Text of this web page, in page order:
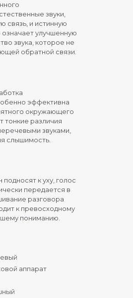
звуки,
связь, и истинную
означает улучшенную
звука, которое не
обратной связи.
эффективна
окружающего
тонкие различия
звуками,
слышимость.
к уху, голос
передается в
разговора
к превосходному
пониманию.
аппарат